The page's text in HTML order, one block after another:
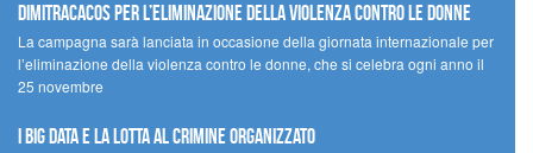
Dimitracacos per l’eliminazione della violenza contro le donne
La campagna sarà lanciata in occasione della giornata internazionale per
l’eliminazione della violenza contro le donne, che si celebra ogni anno il
25 novembre
I Big Data e la lotta al crimine organizzato